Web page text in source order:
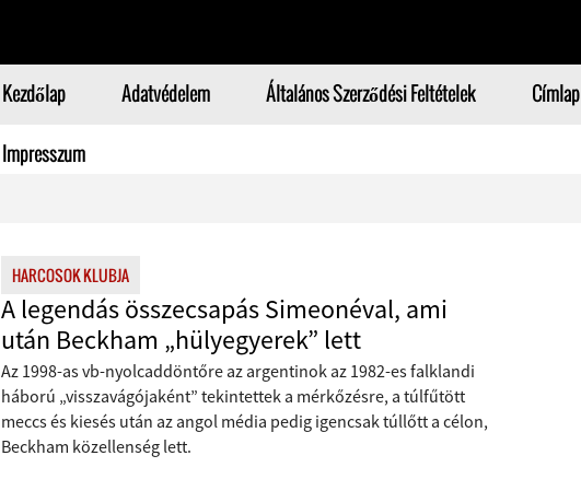
Kezdőlap Adatvédelem Általános Szerződési Feltételek Címlap
Impresszum
HARCOSOK KLUBJA
A legendás összecsapás Simeonéval, ami
után Beckham „hülyegyerek” lett
Az 1998-as vb-nyolcaddöntőre az argentinok az 1982-es falklandi
háború „visszavágójaként” tekintettek a mérkőzésre, a túlfűtött
meccs és kiesés után az angol média pedig igencsak túllőtt a célon,
Beckham közellenség lett.